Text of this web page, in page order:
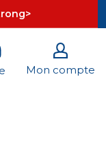
Mon compte